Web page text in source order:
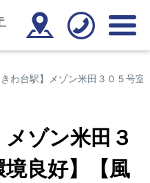
きわ台駅】メゾン米田３０５号
メゾン米田３
境良好】【風